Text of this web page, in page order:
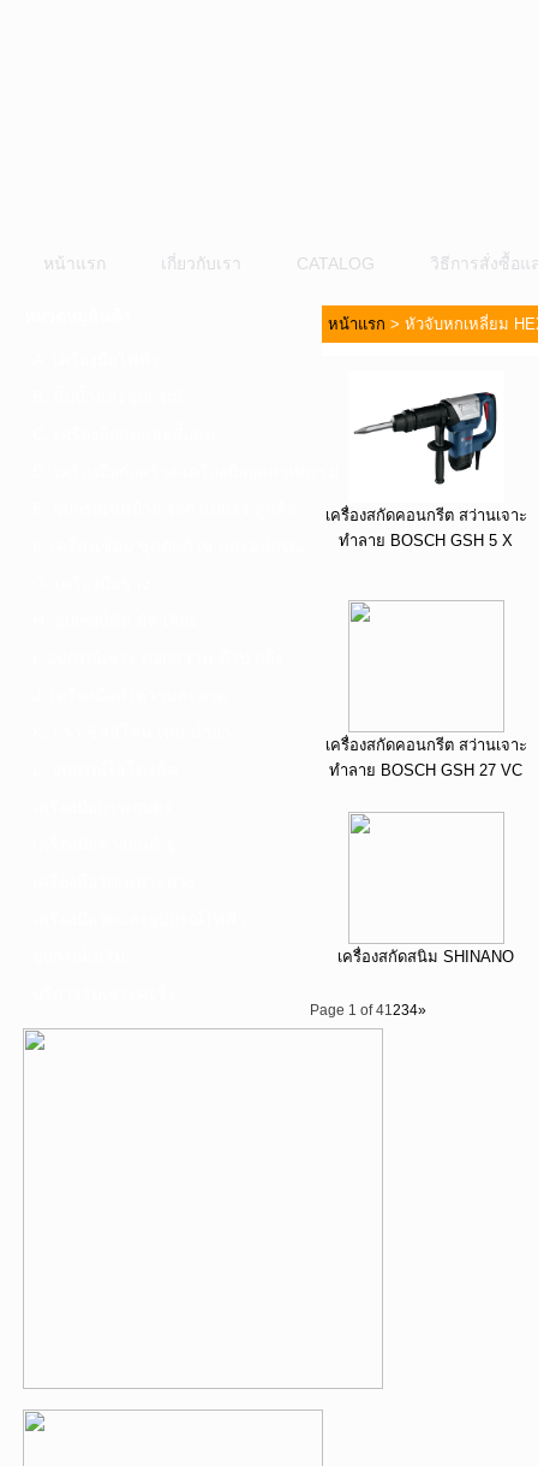
หน้าแรก เกี่ยวกับเรา CATALOG วิธีการสั่งซื้อแ
หน้าแรก > หัวจับหกเหลี่ยม
เครื่องสกัดคอนกรีต สว่านเจาะ
ทำลาย BOSCH GSH 5 X
เครื่องสกัดคอนกรีต สว่านเจาะ
ทำลาย BOSCH GSH 27 VC
เครื่องสกัดสนิม SHINANO
Page 1 of 41234»